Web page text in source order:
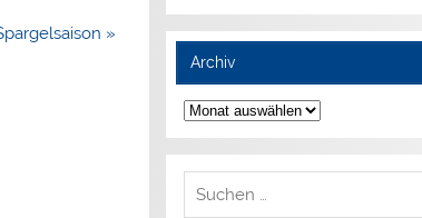
»
Archiv
Archiv